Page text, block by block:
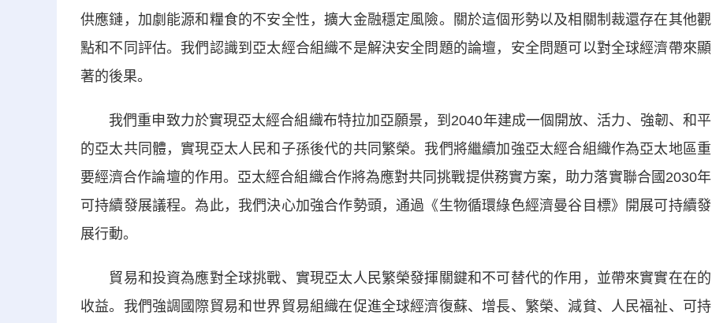
供應鏈，加劇能源和糧食的不安全性，擴大金融穩定風險。關於這個形勢以及相關制裁還存在其他觀
點和不同評估。我們認識到亞太經合組織不是解決安全問題的論壇，安全問題可以對全球經濟帶來顯
著的後果。
我們重申致力於實現亞太經合組織布特拉加亞願景，到2040年建成一個開放、活力、強韌、和平
的亞太共同體，實現亞太人民和子孫後代的共同繁榮。我們將繼續加強亞太經合組織作為亞太地區重
要經濟合作論壇的作用。亞太經合組織合作將為應對共同挑戰提供務實方案，助力落實聯合國2030年
可持續發展議程。為此，我們決心加強合作勢頭，通過《生物循環綠色經濟曼谷目標》開展可持續發
展行動。
貿易和投資為應對全球挑戰、實現亞太人民繁榮發揮關鍵和不可替代的作用，並帶來實實在在的
收益。我們強調國際貿易和世界貿易組織在促進全球經濟復蘇、增長、繁榮、減貧、人民福祉、可持